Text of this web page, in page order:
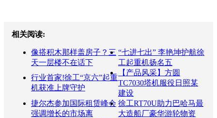
相关阅读:
像搭积木那样盖房子？三
天一层楼不在话下
“七进七出” 李艳坤护航徐
工起重机扬名五
行业首家!徐工“京六”起重
机获准上牌守护
【产品风采】方圆
TC7030塔机服役日照某
建设
捷尔杰参加国际租赁峰会
强调增长的市场离
徐工RT70U助力巴哈马最
大造船厂豪华游轮物资